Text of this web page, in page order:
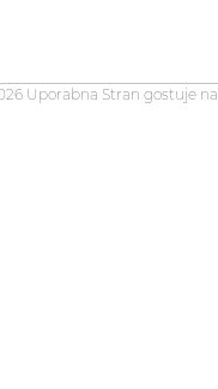
Uporabna Stran gostuje na